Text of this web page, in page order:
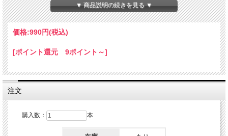
▼ 商品説明の続きを見る ▼
価格:990円(税込)
[ポイント還元 9ポイント～]
注文
購入数： 本